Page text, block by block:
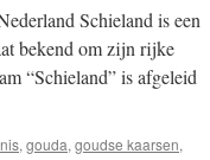
Schieland is een
bekend om zijn rijke
“Schieland” is afgeleid
, gouda, goudse kaarsen,